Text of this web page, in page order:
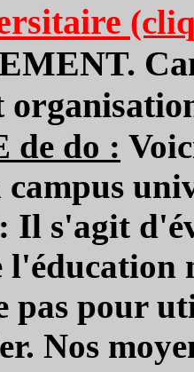
de do :
Il s'agit
l'éducation
pas pour
Nos